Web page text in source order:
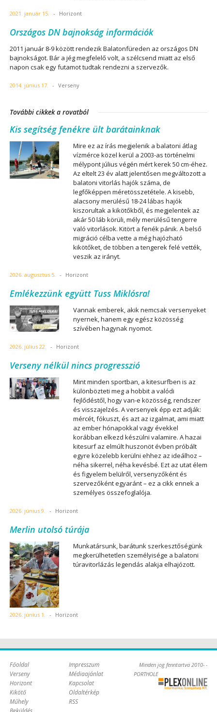
2021. január 15. - Horizont
Országos DN bajnokság információk
2011 január 8-9 között rendezik Balatonfüreden az országos DN
bajnokságot. Bár a jég megfelelő volt, a szélcsend miatt az első
napon csak egy futamot tudtak rendezni a szervezők.
2014. június 17. - Verseny
További cikkek a rovatból
Kis segítség fenékre ült barátainknak
Mire ez az írás megjelenik a balatoni átlag
vízmérce közel kerül a 2003-as történelmi
mélypont július végén mért kerek 50 cm-éhez.
Az eltelt 23 év alatt jelentősen megváltozott a
balatoni vitorlás hajók száma, de
legfőképpen méretösszetétele. A kisebb,
alacsony merülésű 18-24 lábas hajók
kiszorultak a kikötőkből, és megjelentek az
akár 50 láb körüli, mély merülésű tengerre
való vitorlások. Kitört a fenék pánik. A belső
migráció célba vette a még hajózható
kikötőket, de többen a tengerek felé vették,
veszik az irányt.
2026. augusztus 5. - Horizont
Emlékezzünk együtt Tuss Miklósra!
Vannak emberek, akik nemcsak versenyeket
nyernek, hanem egy egész közösség
szívében hagynak nyomot.
2026. július 22. - Horizont
Verseny nélkül nincs progresszió
Mint minden sportban, a kitesurfben is az
különbözteti meg a hobbit a valódi
fejlődéstől, hogy van-e közösség, rendszer
és visszajelzés. A versenyek épp ezt adják:
mércét, fókuszt, és azt az izgalmat, ami miatt
az ember hónapokkal vagy évekkel
korábban elkezd készülni valamire. A hazai
kitesurf az elmúlt huszonöt évben próbált
egyre közelebb kerülni ehhez az ideálhoz –
néha sikerrel, néha kevésbé. Ezt az utat élem
és figyelem belülről, versenyzőként és
szervezőként egyaránt – ez a cikk ennek a
személyes összefoglalója.
2026. június 9. - Horizont
Merlin utolsó túrája
Munkatársunk, barátunk szerkesztőségünk
megkerülhetetlen személyisége a balatoni
túravitorlázás legendás alakja elhajózott.
2026. június 1. - Horizont
Főoldal
Verseny
Horizont
Kikötő
Műhely
Impresszum
Médiaajánlat
Kapcsolat
Oldaltérkép
RSS
Minden jog fenntartva 2010- -
PORTHOLE
Online Kft. -